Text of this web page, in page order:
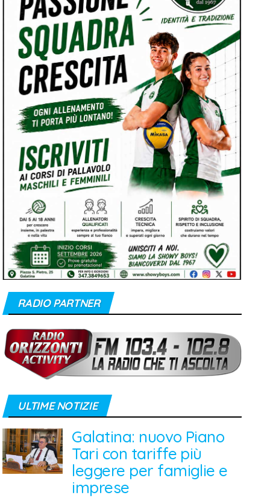
RADIO PARTNER
ULTIME NOTIZIE
Galatina: nuovo Piano
Tari con tariffe più
leggere per famiglie e
imprese